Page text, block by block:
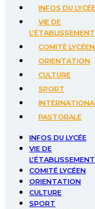
INFOS DU LYCÉE
VIE DE
L’ÉTABLISSEMENT
COMITÉ LYCÉEN
ORIENTATION
CULTURE
SPORT
PASTORALE
INFOS DU LYCÉE
VIE DE
L’ÉTABLISSEMENT
COMITÉ LYCÉEN
ORIENTATION
CULTURE
SPORT